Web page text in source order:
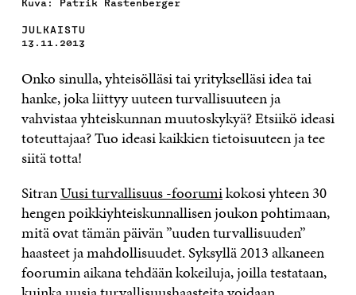
Kuva: Patrik Rastenberger
JULKAISTU
13.11.2013
Onko sinulla, yhteisölläsi tai yritykselläsi idea tai
hanke, joka liittyy uuteen turvallisuuteen ja
vahvistaa yhteiskunnan muutoskykyä? Etsiikö ideasi
toteuttajaa? Tuo ideasi kaikkien tietoisuuteen ja tee
siitä totta!
SitranUusi turvallisuus -foorumikokosi yhteen 30
hengen poikkiyhteiskunnallisen joukon pohtimaan,
mitä ovat tämän päivän ”uuden turvallisuuden”
haasteet ja mahdollisuudet. Syksyllä 2013 alkaneen
foorumin aikana tehdään kokeiluja, joilla testataan,